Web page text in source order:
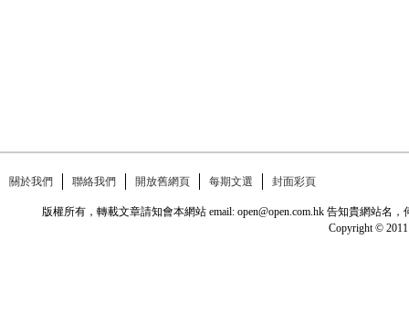
關於我們 聯絡我們 開放舊網頁 每期文選 封面彩頁
版權所有，轉載文章請知會本網站 email: open@open.com.hk 告知貴網站
Copyright © 2011